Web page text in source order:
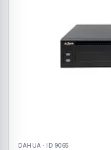
DAHUA · ID 9065